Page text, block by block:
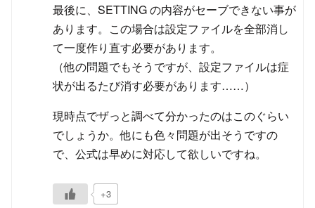
最後に、SETTING の内容がセーブできない事が
あります。この場合は設定ファイルを全部消し
て一度作り直す必要があります。
（他の問題でもそうですが、設定ファイルは症
状が出るたび消す必要があります……）
現時点でザっと調べて分かったのはこのぐらい
でしょうか。他にも色々問題が出そうですの
で、公式は早めに対応して欲しいですね。
+3